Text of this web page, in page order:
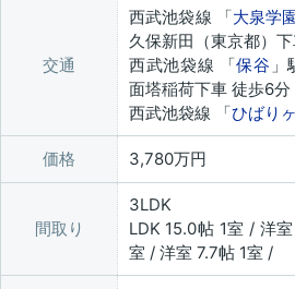
交通
西武池袋線 「大泉学
久保新田（東京都）
西武池袋線 「保谷
面塔稲荷下車 徒歩6分
西武池袋線 「ひばり
価格 3,780万円
間取り
3LDK
LDK 15.0帖 1室 / 洋
室 / 洋室 7.7帖 1室 /